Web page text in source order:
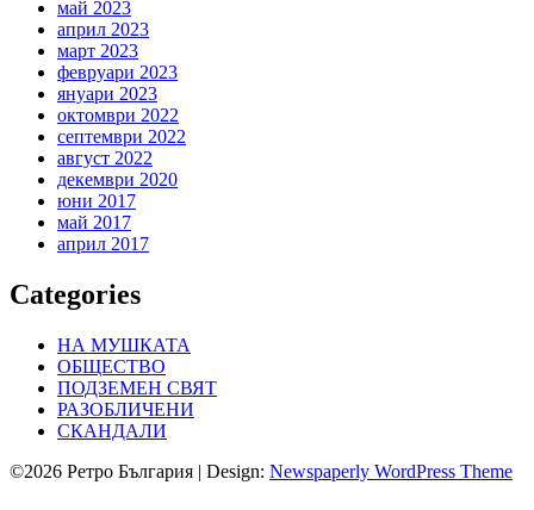
май 2023
април 2023
март 2023
февруари 2023
януари 2023
октомври 2022
септември 2022
август 2022
декември 2020
юни 2017
май 2017
април 2017
Categories
НА МУШКАТА
ОБЩЕСТВО
ПОДЗЕМЕН СВЯТ
РАЗОБЛИЧЕНИ
СКАНДАЛИ
©2026 Ретро България | Design: Newspaperly WordPress Theme